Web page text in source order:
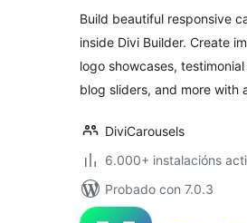
Builder
Build beautiful responsive
inside Divi Builder. Create
logo showcases,
blog sliders, and more with
DiviCarousels
6.000+ instalacións
Probado con 7.0.3